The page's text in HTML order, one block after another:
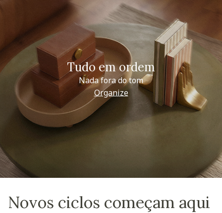
Tudo em ordem
Nada fora do tom
Organize
Novos ciclos começam aqui